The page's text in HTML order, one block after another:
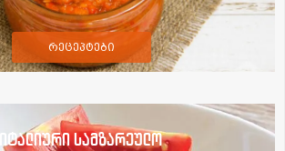
რეცეპტები
იტალიური სამზარეულო